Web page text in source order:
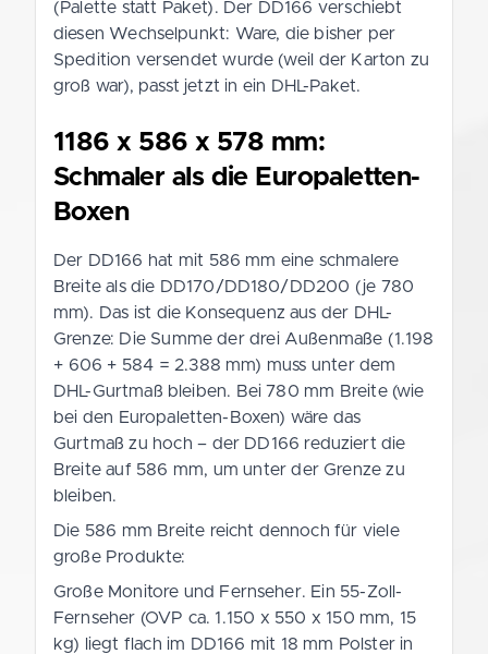
(Palette statt Paket). Der DD166 verschiebt
diesen Wechselpunkt: Ware, die bisher per
Spedition versendet wurde (weil der Karton zu
groß war), passt jetzt in ein DHL-Paket.
1186 x 586 x 578 mm:
Schmaler als die Europaletten-
Boxen
Der DD166 hat mit 586 mm eine schmalere
Breite als die DD170/DD180/DD200 (je 780
mm). Das ist die Konsequenz aus der DHL-
Grenze: Die Summe der drei Außenmaße (1.198
+ 606 + 584 = 2.388 mm) muss unter dem
DHL-Gurtmaß bleiben. Bei 780 mm Breite (wie
bei den Europaletten-Boxen) wäre das
Gurtmaß zu hoch – der DD166 reduziert die
Breite auf 586 mm, um unter der Grenze zu
bleiben.
Die 586 mm Breite reicht dennoch für viele
große Produkte:
Große Monitore und Fernseher. Ein 55-Zoll-
Fernseher (OVP ca. 1.150 x 550 x 150 mm, 15
kg) liegt flach im DD166 mit 18 mm Polster in